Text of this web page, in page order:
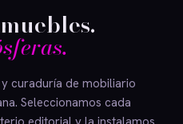
curaduría de mobiliario
Seleccionamos cada